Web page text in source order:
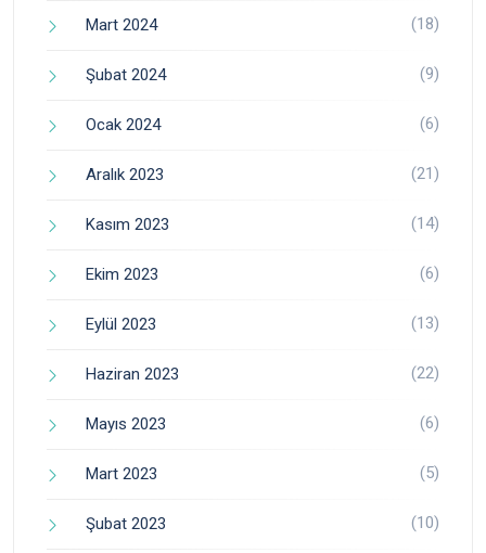
Mart 2024 (18)
Şubat 2024 (9)
Ocak 2024 (6)
Aralık 2023 (21)
Kasım 2023 (14)
Ekim 2023 (6)
Eylül 2023 (13)
Haziran 2023 (22)
Mayıs 2023 (6)
Mart 2023 (5)
Şubat 2023 (10)